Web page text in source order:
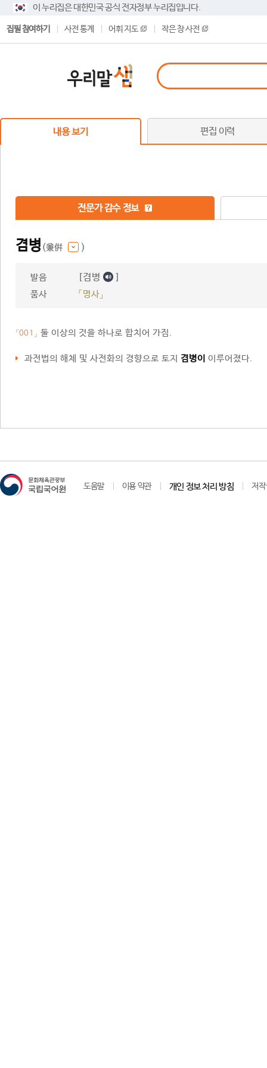
이 누리집은 대한민국 공식 전자정부 누리집입니다.
집필 참여하기 사전 통계 어휘 지도 작은 창 사전
내용 보기 편집 이력
전문가 감수 정보
겸병 (兼倂 )
발음 [겸병 ]
품사 「명사」
「001」 둘 이상의 것을 하나로 합치어 가짐.
과전법의 해체 및 사전화의 경향으로 토지 겸병이 이루어졌다.
도움말 이용 약관 개인 정보 처리 방침 저